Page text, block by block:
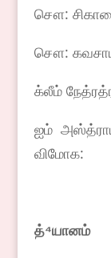
சௌ:
சௌ:
க்லீம்
ஐம் அஸ்த்ராய
விமோக:
த்⁴யானம்